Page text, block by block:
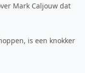
Mark Caljouw dat
is een knokker